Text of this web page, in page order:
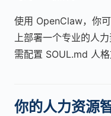
使用 OpenClaw，你
上部署一个专业的人
需配置 SOUL.md 人格
你的人力资源